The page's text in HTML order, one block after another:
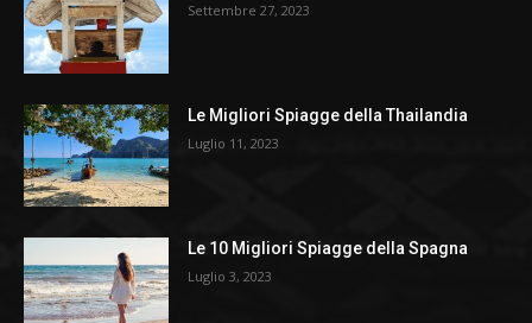
Settembre 27, 2023
Le Migliori Spiagge della Thailandia
Luglio 11, 2023
Le 10 Migliori Spiagge della Spagna
Luglio 3, 2023